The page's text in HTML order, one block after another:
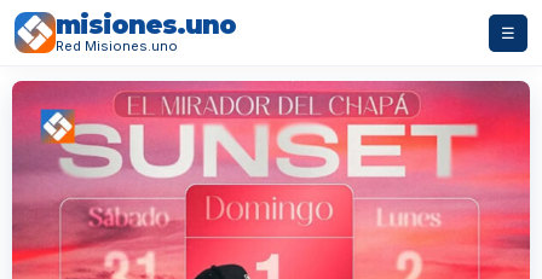
misiones.uno
Red Misiones.uno
☰